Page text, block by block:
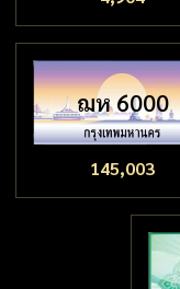
ฌห 6000
145,003